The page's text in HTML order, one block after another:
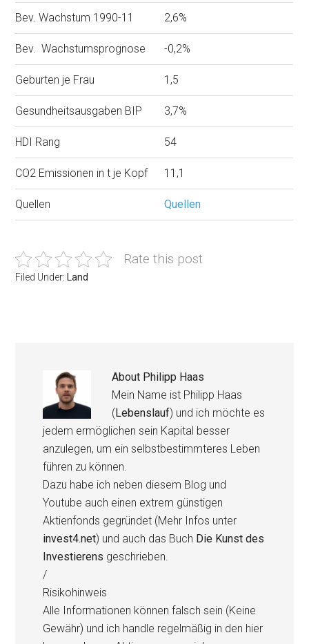
Bev. Wachstum 1990-11 2,6%
Bev. Wachstumsprognose -0,2%
Geburten je Frau 1,5
Gesundheitsausgaben BIP 3,7%
HDI Rang 54
CO2 Emissionen in t je Kopf 11,1
Quellen Quellen
Rate this post
Filed Under: Land
About Philipp Haas
Mein Name ist Philipp Haas
(Lebenslauf) und ich möchte es
jedem ermöglichen sein Kapital besser
anzulegen, um ein selbstbestimmteres Leben
führen zu können.
Dazu habe ich neben diesem Blog und
Youtube auch einen extrem günstigen
Aktienfonds gegründet (Mehr Infos unter
invest4.net) und auch das Buch Die Kunst des
Investierens geschrieben.
/
Risikohinweis
Alle Informationen können falsch sein (Keine
Gewähr) und ich handle regelmäßig in den hier